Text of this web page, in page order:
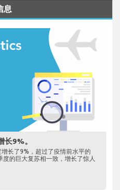
息
长9%。
长了9%，超过了疫情前水平的
的巨大复苏相一致，增长了惊人